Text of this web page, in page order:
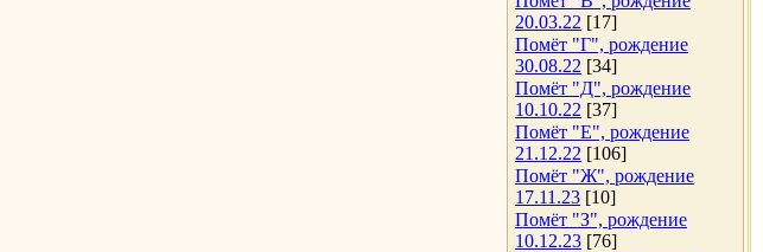
20.03.22 [17]
Помёт "Г", рождение
30.08.22 [34]
Помёт "Д", рождение
10.10.22 [37]
Помёт "Е", рождение
21.12.22 [106]
Помёт "Ж", рождение
17.11.23 [10]
Помёт "З", рождение
10.12.23 [76]